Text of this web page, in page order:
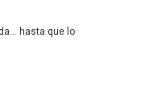
hasta que lo